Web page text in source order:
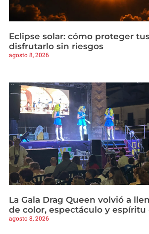
Eclipse solar: cómo proteger
disfrutarlo sin riesgos
agosto 8, 2026
La Gala Drag Queen volvió a
de color, espectáculo y espíritu
agosto 8, 2026